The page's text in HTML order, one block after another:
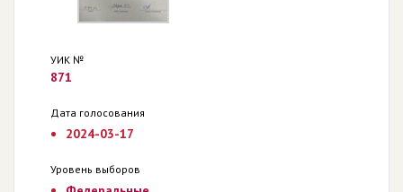
УИК №
871
Дата голосования
2024-03-17
Уровень выборов